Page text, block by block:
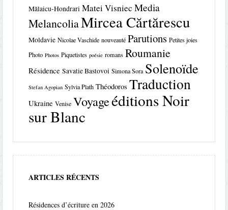
Mălaicu-Hondrari Matei Visniec Media
MelancoliaMircea Cărtărescu
Moldavie Nicolae Vaschide nouveauté Parutions Petites joies
Photo Photos Piquetistes poésie romans Roumanie
Résidence Savatie Bastovoi Simona Sora Solenoïde
Stefan Agopian Sylvia Plath Théodoros Traduction
Ukraine Venise Voyageéditions Noir
sur Blanc
ARTICLES RÉCENTS
Résidences d’écriture en 2026